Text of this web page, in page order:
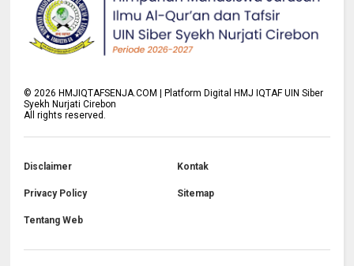
© 2026 HMJIQTAFSENJA.COM | Platform Digital HMJ IQTAF UIN Siber
Syekh Nurjati Cirebon
All rights reserved.
Disclaimer Kontak
Privacy Policy Sitemap
Tentang Web